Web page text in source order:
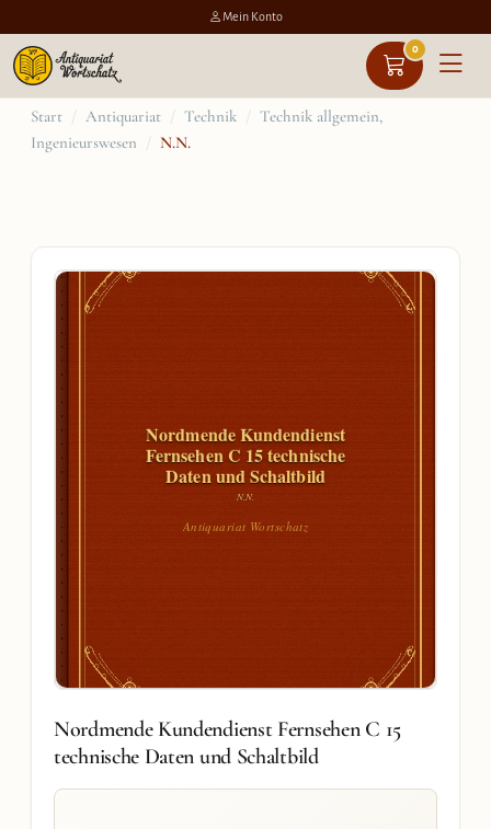
Mein Konto
0
Zum
Inhalt
Start / Antiquariat / Technik / Technik allgemein,
Ingenieurswesen / N.N.
Nordmende Kundendienst
Fernsehen C 15 technische
Daten und Schaltbild
N.N.
Antiquariat Wortschatz
Nordmende Kundendienst Fernsehen C 15
technische Daten und Schaltbild